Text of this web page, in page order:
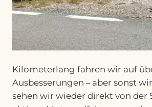
Kilometerlang fahren wir auf
Ausbesserungen – aber sonst
sehen wir wieder direkt von der